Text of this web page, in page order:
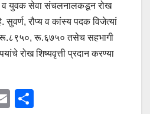
व युवक सेवा संचलनालकडून रोख
सुवर्ण, रौप्य व कांस्य पदक विजेत्यां
रू.६७५० तसेच सहभागी
रोख शिष्यवृत्ती प्रदान करण्या
E